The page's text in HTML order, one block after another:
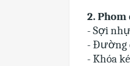
2.
- Sợi
- Đường
- Khóa